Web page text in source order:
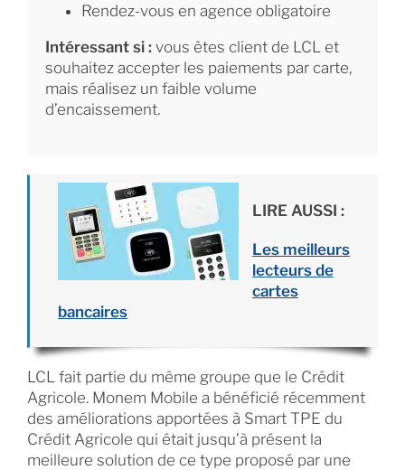
Rendez-vous en agence obligatoire
Intéressant si :vous êtes client de LCL et
souhaitez accepter les paiements par carte,
mais réalisez un faible volume
d’encaissement.
LIRE AUSSI :
Les meilleurs
lecteurs de
cartes
bancaires
LCL fait partie du même groupe que le Crédit
Agricole. Monem Mobile a bénéficié récemment
des améliorations apportées à Smart TPE du
Crédit Agricole qui était jusqu’à présent la
meilleure solution de ce type proposé par une